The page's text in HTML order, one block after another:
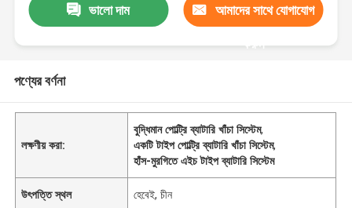
ভালো দাম আমাদের সাথে যোগাযোগ
করুন
পণ্যের বর্ণনা
লক্ষণীয় করা:
বুদ্ধিমান পোল্ট্রি ব্যাটারি খাঁচা সিস্টেম,
একটি টাইপ পোল্ট্রি ব্যাটারি খাঁচা সিস্টেম,
হাঁস-মুরগিতে এইচ টাইপ ব্যাটারি সিস্টেম
উৎপত্তি স্থল হেবেই, চীন